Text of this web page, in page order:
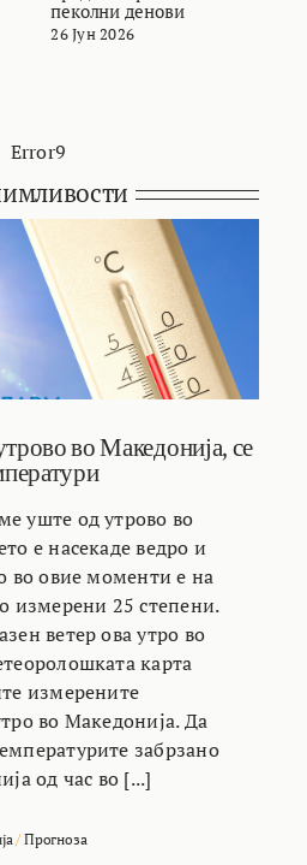
пеколни денови
26 Јун 2026
Error9
во Македонија, се
уште од утрово во
е насекаде ведро и
во овие моменти е на
измерени 25 степени.
ветер ова утро во
карта
измерените
во Македонија. Да
забрзано
од час во [...]
/Прогноза